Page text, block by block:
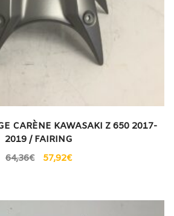
CARÈNE KAWASAKI Z 650 2017-
2019 / FAIRING
64,36€ 57,92€